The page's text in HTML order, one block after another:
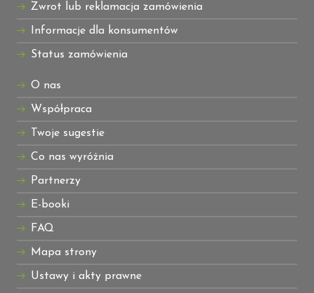
Zwrot lub reklamacja zamówienia
Informacje dla konsumentów
Status zamówienia
O nas
Współpraca
Twoje sugestie
Co nas wyróżnia
Partnerzy
E-booki
FAQ
Mapa strony
Ustawy i akty prawne